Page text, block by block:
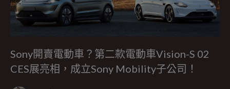
Sony開賣電動車？第二款電動車Vision-S 02
CES展亮相，成立Sony Mobility子公司！